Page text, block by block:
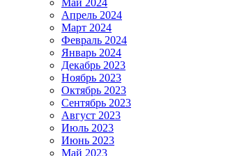
Май 2024
Апрель 2024
Март 2024
Февраль 2024
Январь 2024
Декабрь 2023
Ноябрь 2023
Октябрь 2023
Сентябрь 2023
Август 2023
Июль 2023
Июнь 2023
Май 2023